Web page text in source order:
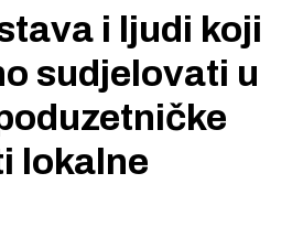
i ljudi koji
sudjelovati u
lokalne